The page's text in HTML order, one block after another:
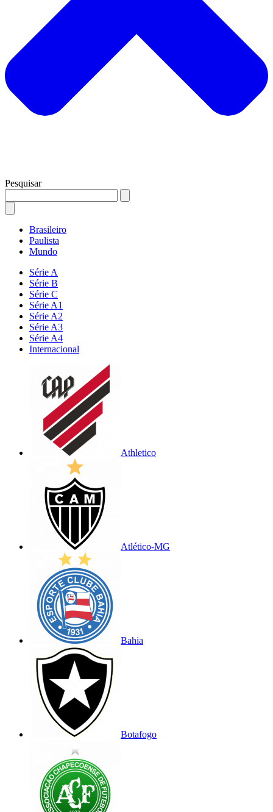
Pesquisar
Brasileiro
Paulista
Mundo
Série A
Série B
Série C
Série A1
Série A2
Série A3
Série A4
Internacional
Athletico
Atlético-MG
Bahia
Botafogo